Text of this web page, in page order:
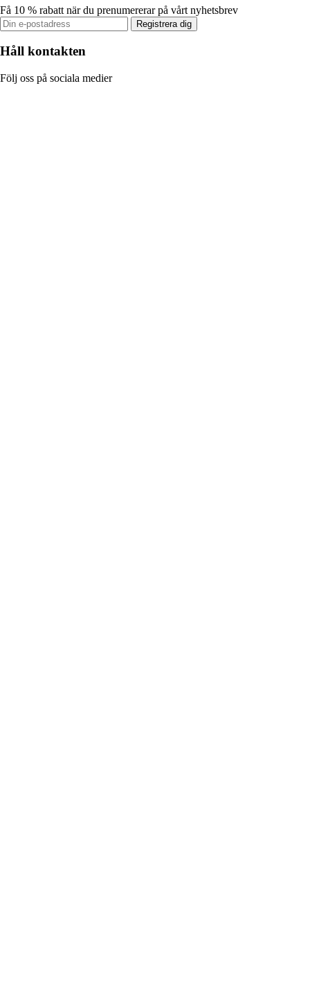
Få 10 % rabatt när du prenumererar på vårt nyhetsbrev
Registrera dig
Håll kontakten
Följ oss på sociala medier